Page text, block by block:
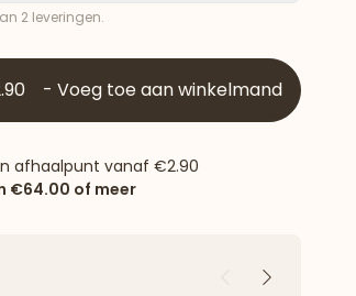
2 leveringen.
- Voeg toe aan winkelmand
afhaalpunt vanaf €2.90
€64.00 of meer
VorigeVolgende